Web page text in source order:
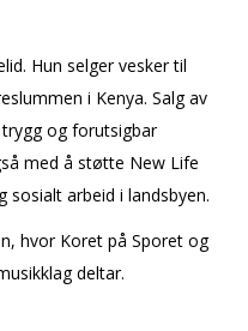
Hun selger vesker til
i Kenya. Salg av
og forutsigbar
med å støtte New Life
sosialt arbeid i landsbyen.
hvor Koret på Sporet og
deltar.